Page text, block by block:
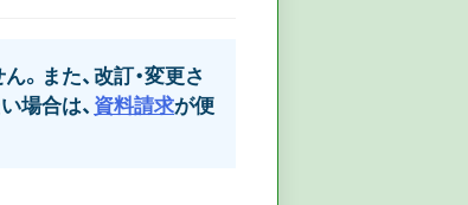
また、改訂・変更さ
場合は、 資料請求が便